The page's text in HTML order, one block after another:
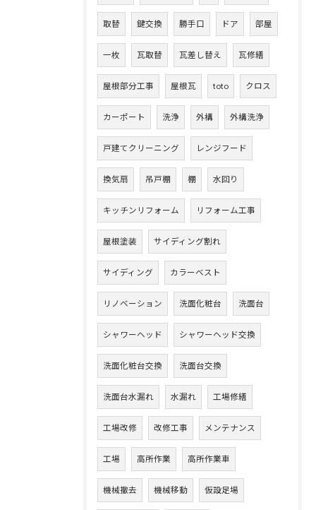
取替 鍵交換 勝手口 ドア 部屋
一枚 瓦取替 瓦差し替え 瓦修繕
屋根部分工事 屋根瓦 toto クロス
カーポート 洗浄 外構 外構洗浄
戸建てクリーニング レンジフード
換気扇 吊戸棚 棚 水回り
キッチンリフォーム リフォーム工事
屋根塗装 サイディング割れ
サイディング カラーベスト
リノベーション 洗面化粧台 洗面台
シャワーヘッド シャワーヘッド交換
洗面化粧台交換 洗面台交換
洗面台水漏れ 水漏れ 工場修繕
工場改修 改修工事 メンテナンス
工場 高所作業 高所作業車
機械撤去 機械移動 仮設足場